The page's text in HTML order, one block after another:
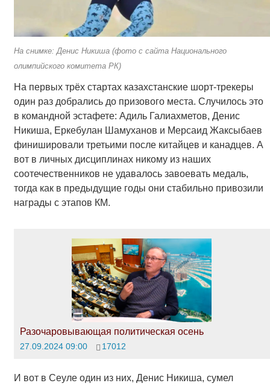
На снимке: Денис Никиша (фото с сайта Национального
олимпийского комитета РК)
На первых трёх стартах казахстанские шорт-трекеры
один раз добрались до призового места. Случилось это
в командной эстафете: Адиль Галиахметов, Денис
Никиша, Еркебулан Шамуханов и Мерсаид Жаксыбаев
финишировали третьими после китайцев и канадцев. А
вот в личных дисциплинах никому из наших
соотечественников не удавалось завоевать медаль,
тогда как в предыдущие годы они стабильно привозили
награды с этапов КМ.
Разочаровывающая политическая осень
27.09.2024 09:00 17012
И вот в Сеуле один из них, Денис Никиша, сумел